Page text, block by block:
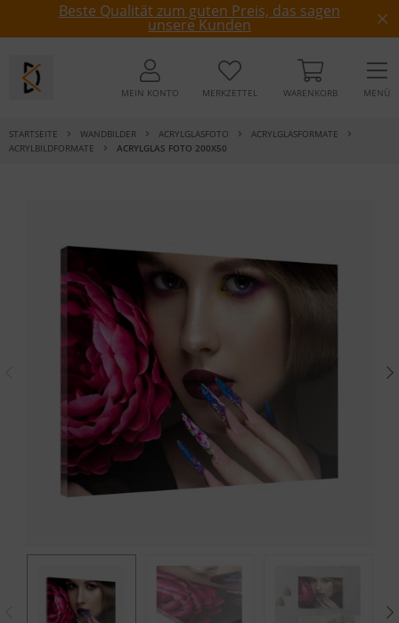
Beste Qualität zum guten Preis, das sagen
unsere Kunden
MEIN KONTO MERKZETTEL WARENKORB MENÜ
STARTSEITE WANDBILDER ACRYLGLASFOTO
ACRYLGLASFORMATE
ACRYLBILDFORMATE
ACRYLGLAS FOTO 200X50